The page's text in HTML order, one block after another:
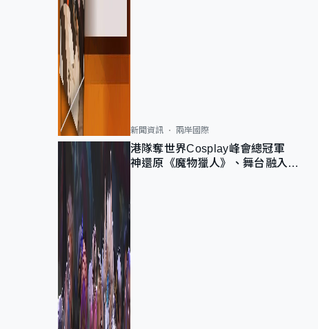
新聞資訊 兩岸國際
港隊奪世界Cosplay峰會總冠軍
神還原《魔物獵人》、舞台融入獅